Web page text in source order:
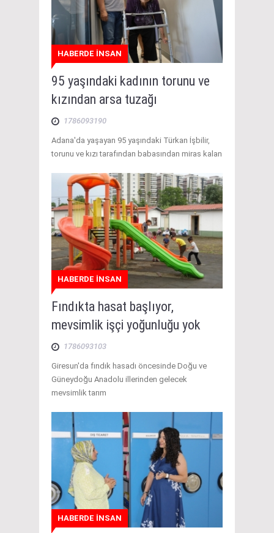
HABERDE İNSAN
95 yaşındaki kadının torunu ve
kızından arsa tuzağı
1786093190
Adana'da yaşayan 95 yaşındaki Türkan İşbilir,
torunu ve kızı tarafından babasından miras kalan
HABERDE İNSAN
Fındıkta hasat başlıyor,
mevsimlik işçi yoğunluğu yok
1786093103
Giresun'da fındık hasadı öncesinde Doğu ve
Güneydoğu Anadolu illerinden gelecek
mevsimlik tarım
HABERDE İNSAN